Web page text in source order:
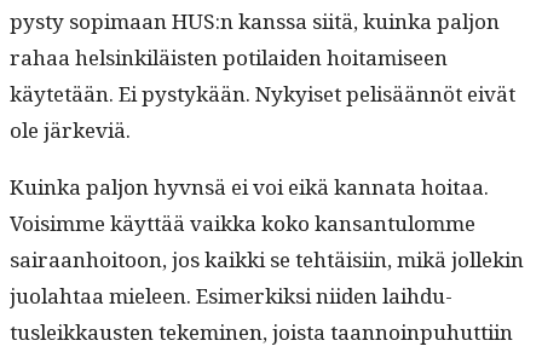
pysty sopi­maan HUS:n kanssa siitä, kuin­ka paljon
rahaa helsinkiläis­ten poti­laiden hoita­miseen
käytetään. Ei pystykään. Nykyiset pelisään­nöt eivät
ole järkeviä.
Kuin­ka paljon hyvn­sä ei voi eikä kan­na­ta hoitaa.
Voisimme käyt­tää vaik­ka koko kansan­tu­lomme
sairaan­hoitoon, jos kaik­ki se tehtäisi­in, mikä jollekin
juo­lah­taa mieleen. Esimerkik­si niiden lai­h­du­
tusleikkausten tekem­i­nen, joista taan­noin­puhut­ti­in